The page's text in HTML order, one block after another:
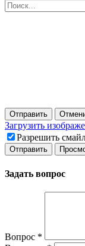
Отправить
Загрузить
Разрешить
Задать вопрос
Вопрос *